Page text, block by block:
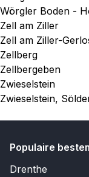
Wörgler Boden -
Zell am Ziller
Zell am Ziller-
Zellberg
Zellbergeben
Zwieselstein
Zwieselstein,
Populaire
Drenthe